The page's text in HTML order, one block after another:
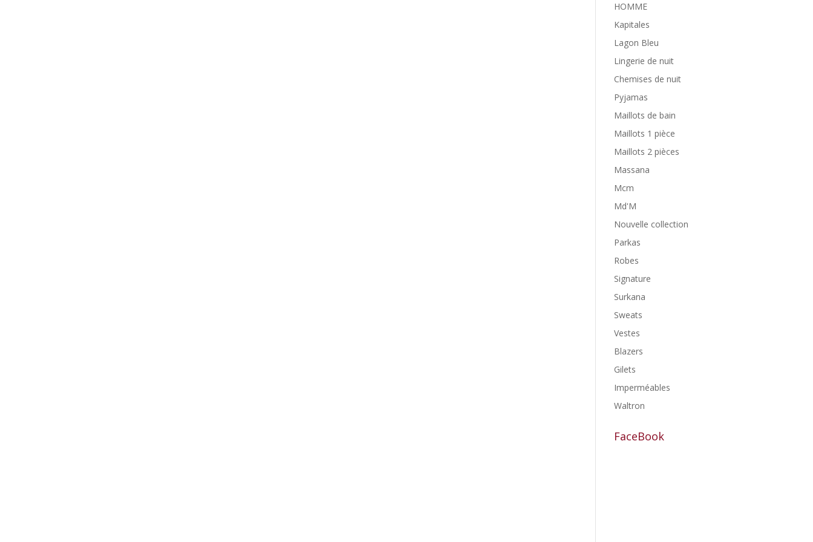
HOMME
Kapitales
Lagon Bleu
Lingerie de nuit
Chemises de nuit
Pyjamas
Maillots de bain
Maillots 1 pièce
Maillots 2 pièces
Massana
Mcm
Md'M
Nouvelle collection
Parkas
Robes
Signature
Surkana
Sweats
Vestes
Blazers
Gilets
Imperméables
Waltron
FaceBook